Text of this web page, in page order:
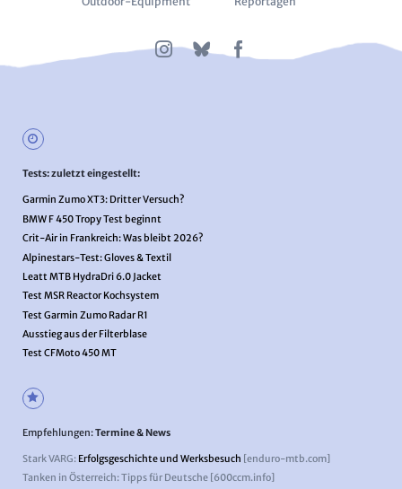
Tests: zuletzt eingestellt:
Garmin Zumo XT3: Dritter Versuch?
BMW F 450 Tropy Test beginnt
Crit-Air in Frankreich: Was bleibt 2026?
Alpinestars-Test: Gloves & Textil
Leatt MTB HydraDri 6.0 Jacket
Test MSR Reactor Kochsystem
Test Garmin Zumo Radar R1
Ausstieg aus der Filterblase
Test CFMoto 450 MT
Empfehlungen:Termine & News
Stark VARG: Erfolgsgeschichte und Werksbesuch [enduro-mtb.com]
Tanken in Österreich: Tipps für Deutsche [600ccm.info]